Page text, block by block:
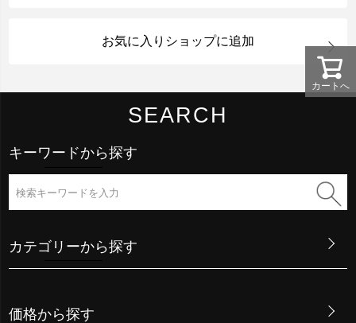
カートへ
お気に入りショップに追加
SEARCH
キーワードから探す
カテゴリーから探す
価格から探す